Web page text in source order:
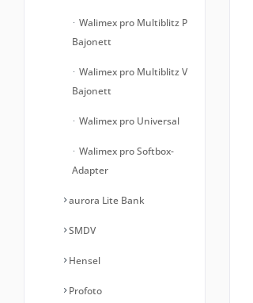
Walimex pro Multiblitz P
Bajonett
Walimex pro Multiblitz V
Bajonett
Walimex pro Universal
Walimex pro Softbox-
Adapter
aurora Lite Bank
SMDV
Hensel
Profoto